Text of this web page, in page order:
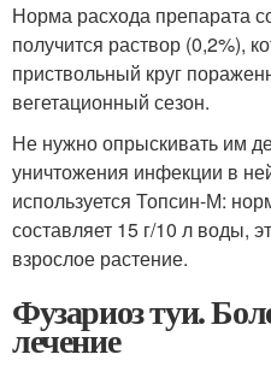
Норма расхода препарата
получится раствор (0,2%),
приствольный круг
вегетационный сезон.
Не нужно опрыскивать им
уничтожения инфекции в
используется Топсин-М:
составляет 15 г/10 л воды,
взрослое растение.
Фузариоз туи.
лечение